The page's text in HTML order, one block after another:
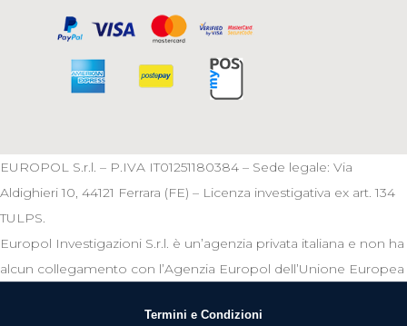
EUROPOL S.r.l. – P.IVA IT01251180384 – Sede legale: Via
Aldighieri 10, 44121 Ferrara (FE) – Licenza investigativa ex art. 134
TULPS.
Europol Investigazioni S.r.l. è un’agenzia privata italiana e non ha
alcun collegamento con l’Agenzia Europol dell’Unione Europea
Termini e Condizioni